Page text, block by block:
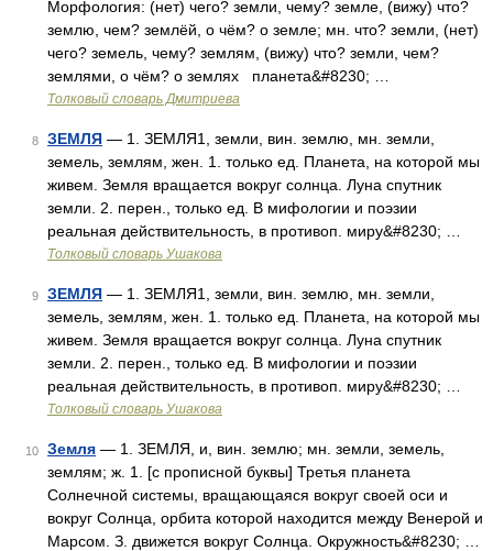
Морфология: (нет) чего? земли, чему? земле, (вижу) что?
землю, чем? землёй, о чём? о земле; мн. что? земли, (нет)
чего? земель, чему? землям, (вижу) что? земли, чем?
землями, о чём? о землях планета&#8230; …
Толковый словарь Дмитриева
8 ЗЕМЛЯ — 1. ЗЕМЛЯ1, земли, вин. землю, мн. земли,
земель, землям, жен. 1. только ед. Планета, на которой мы
живем. Земля вращается вокруг солнца. Луна спутник
земли. 2. перен., только ед. В мифологии и поэзии
реальная действительность, в противоп. миру&#8230; …
Толковый словарь Ушакова
9 ЗЕМЛЯ — 1. ЗЕМЛЯ1, земли, вин. землю, мн. земли,
земель, землям, жен. 1. только ед. Планета, на которой мы
живем. Земля вращается вокруг солнца. Луна спутник
земли. 2. перен., только ед. В мифологии и поэзии
реальная действительность, в противоп. миру&#8230; …
Толковый словарь Ушакова
10 Земля — 1. ЗЕМЛЯ, и, вин. землю; мн. земли, земель,
землям; ж. 1. [с прописной буквы] Третья планета
Солнечной системы, вращающаяся вокруг своей оси и
вокруг Солнца, орбита которой находится между Венерой и
Марсом. З. движется вокруг Солнца. Окружность&#8230; …